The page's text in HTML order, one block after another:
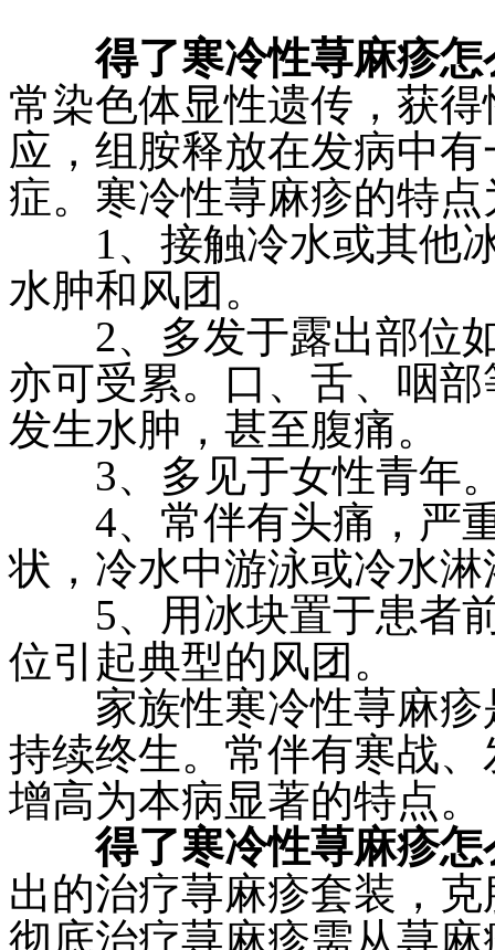
得了寒冷性荨麻疹怎
常染色体显性遗传，获
应，组胺释放在发病中
症。寒冷性荨麻疹的特点
1、接触冷水或其他冰
水肿和风团。
2、多发于露出部位如
亦可受累。口、舌、咽
发生水肿，甚至腹痛。
3、多见于女性青年
4、常伴有头痛，严重
状，冷水中游泳或冷水
5、用冰块置于患者前
位引起典型的风团。
家族性寒冷性荨麻疹
持续终生。常伴有寒战
增高为本病显著的特点。
得了寒冷性荨麻疹怎
出的治疗荨麻疹套装，
彻底治疗荨麻疹需从荨